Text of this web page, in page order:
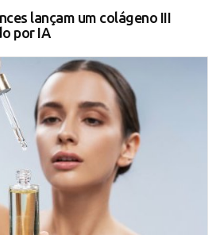
lançam um colágeno III
por IA